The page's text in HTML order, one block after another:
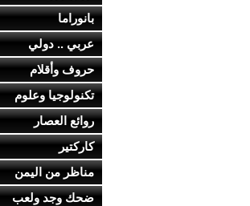
بانوراما
عربي .. دولي
حروف وأقلام
تكنولوجيا وعلوم
روائع العصار
كاركتير
مناظر من اليمن
ضحك وجد ولعب